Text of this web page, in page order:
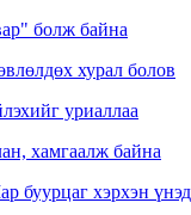
болж байна
хурал болов
уриаллаа
хамгаалж байна
буурцаг хэрхэн